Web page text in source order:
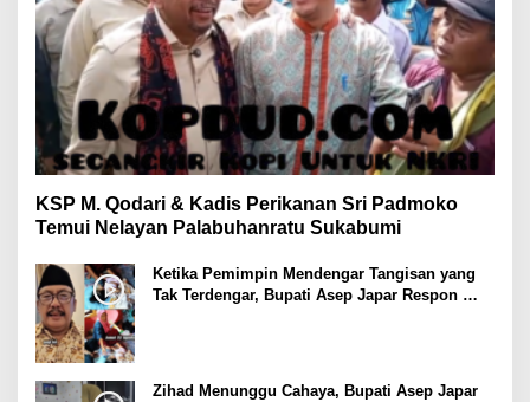
KSP M. Qodari & Kadis Perikanan Sri Padmoko
Temui Nelayan Palabuhanratu Sukabumi
Ketika Pemimpin Mendengar Tangisan yang
Tak Terdengar, Bupati Asep Japar Respon
Zihad Menunggu Cahaya, Bupati Asep Japar